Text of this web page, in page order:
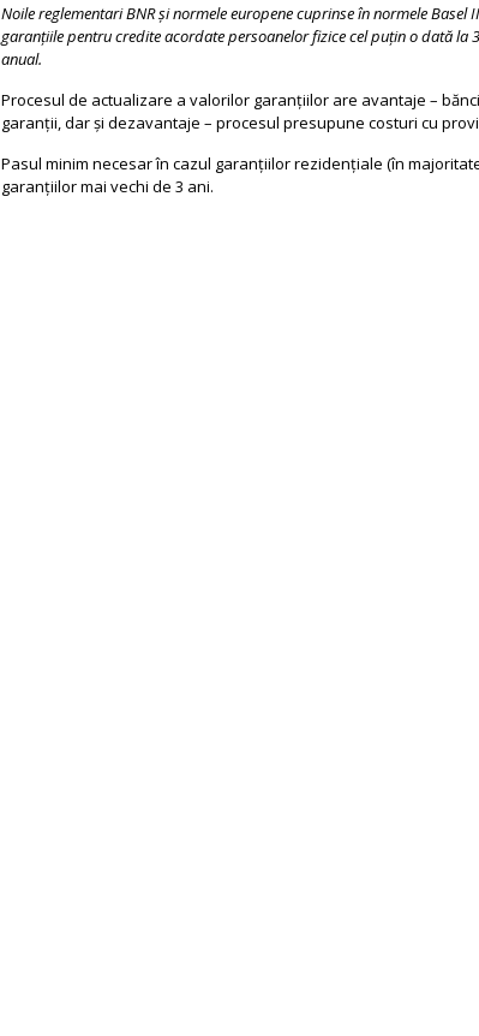
Noile reglementari BNR şi normele europene cuprinse în normele
garanţiile pentru credite acordate persoanelor fizice cel puţin o dată la
anual.
Procesul de actualizare a valorilor garanţiilor are avantaje –
garanţii, dar şi dezavantaje – procesul presupune costuri cu
Pasul minim necesar în cazul garanţiilor rezidenţiale (în
garanţiilor mai vechi de 3 ani.